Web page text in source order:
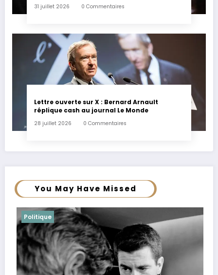
31 juillet 2026 0 Commentaires
Lettre ouverte sur X : Bernard Arnault
réplique cash au journal Le Monde
28 juillet 2026 0 Commentaires
You May Have Missed
Politique